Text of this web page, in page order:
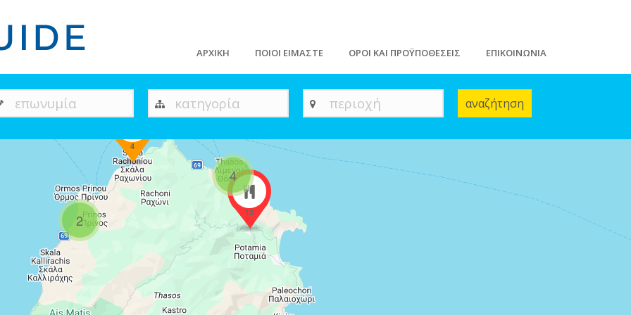
ΑΡΧΙΚΗ ΠΟΙΟΙ ΕΙΜΑΣΤΕ ΟΡΟΙ ΚΑΙ ΠΡΟΫΠΟΘΕΣΕΙΣ ΕΠΙΚΟΙΝΩΝΙΑ
επωνυμία κατηγορία περιοχή αναζήτηση
12
4
4
2